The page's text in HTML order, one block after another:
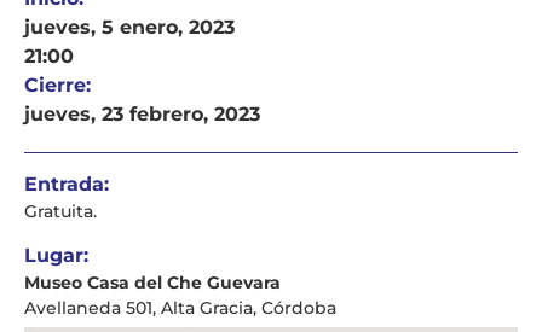
jueves, 5 enero, 2023
21:00
Cierre:
jueves, 23 febrero, 2023
Entrada:
Gratuita.
Lugar:
Museo Casa del Che Guevara
Avellaneda 501, Alta Gracia, Córdoba